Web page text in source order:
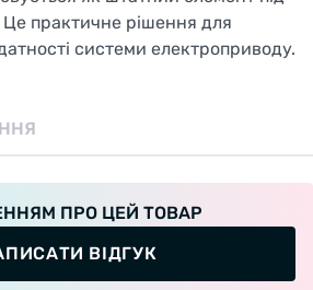
практичне рішення для
системи електроприводу.
ПРО ЦЕЙ ТОВАР
ВІДГУК